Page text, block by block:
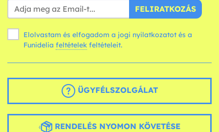
FELIRATKOZÁS
Elolvastam és elfogadom a jogi nyilatkozatot és a
Funidelia feltételek feltételeit.
ÜGYFÉLSZOLGÁLAT
RENDELÉS NYOMON KÖVETÉSE